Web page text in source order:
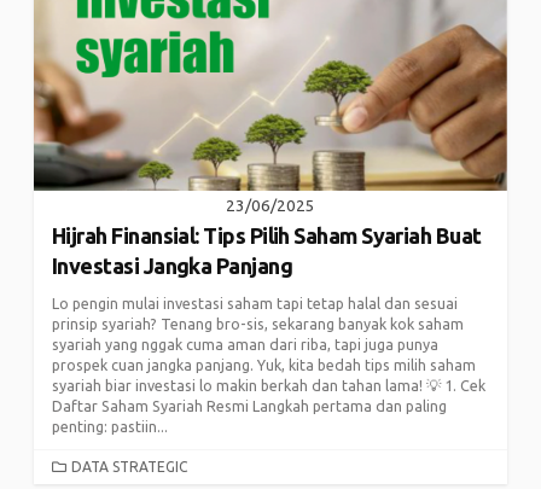
23/06/2025
Hijrah Finansial: Tips Pilih Saham Syariah Buat
Investasi Jangka Panjang
Lo pengin mulai investasi saham tapi tetap halal dan sesuai
prinsip syariah? Tenang bro-sis, sekarang banyak kok saham
syariah yang nggak cuma aman dari riba, tapi juga punya
prospek cuan jangka panjang. Yuk, kita bedah tips milih saham
syariah biar investasi lo makin berkah dan tahan lama! 💡 1. Cek
Daftar Saham Syariah Resmi Langkah pertama dan paling
penting: pastiin...
CATEGORIES
DATA STRATEGIC